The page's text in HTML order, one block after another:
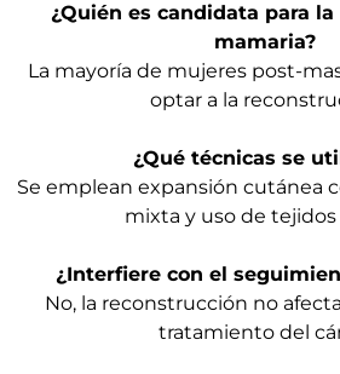
¿Quién es candidata para
mamaria?
La mayoría de mujeres post-
optar a la
¿Qué técnicas se
Se emplean expansión cutánea
mixta y uso de tejidos
¿Interfiere con el
No, la reconstrucción no
tratamiento del